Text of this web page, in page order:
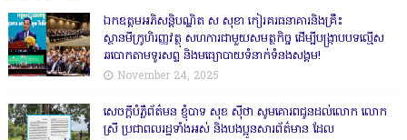
ឯកឧត្តមអភិសន្តិបណ្ឌិត ស សុខា កៀរគរធនាគារនិងគ្រឹះ
ស្ថានមីក្រូហិរញ្ញវត្ថុ សហការជាមួយសមត្ថកិច្ច ដើម្បីបង្ក្រាបបទល្មើស
ឆបោកតាមទូរសព្ទ និងមធ្យោបាយទំនាក់ទំនងសង្គម!
November 24, 2025
សេចក្តីបំភ្លឺព័ត៌មន ខ្ញុំបាទ សុខ សុីថា សូមគោរពជូនដល់លោក លោក
ស្រី ប្រជាពលរដ្ឋទាំងអស់ និងបងប្អូនសារព័ត៌មាន ដែល